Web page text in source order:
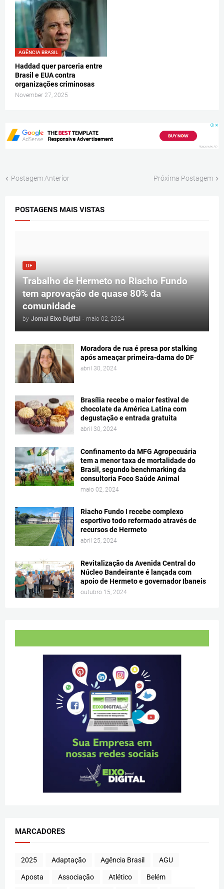
AGÊNCIA BRASIL
Haddad quer parceria entre
Brasil e EUA contra
organizações criminosas
November 27, 2025
Postagem Anterior Próxima Postagem
POSTAGENS MAIS VISTAS
DF
Trabalho de Hermeto no Riacho Fundo
tem aprovação de quase 80% da
comunidade
by Jornal Eixo Digital - maio 02, 2024
Moradora de rua é presa por stalking
após ameaçar primeira-dama do DF
abril 30, 2024
Brasília recebe o maior festival de
chocolate da América Latina com
degustação e entrada gratuita
abril 30, 2024
Confinamento da MFG Agropecuária
tem a menor taxa de mortalidade do
Brasil, segundo benchmarking da
consultoria Foco Saúde Animal
maio 02, 2024
Riacho Fundo I recebe complexo
esportivo todo reformado através de
recursos de Hermeto
abril 25, 2024
Revitalização da Avenida Central do
Núcleo Bandeirante é lançada com
apoio de Hermeto e governador Ibaneis
outubro 15, 2024
MARCADORES
2025 Adaptação Agência Brasil AGU
Aposta Associação Atlético Belém